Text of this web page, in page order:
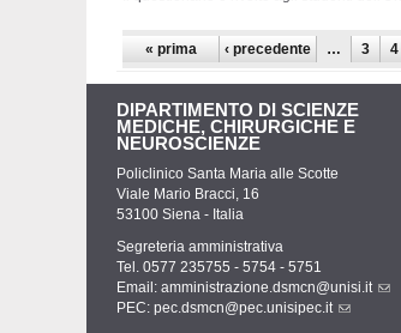
Pagine
« prima ‹ precedente … 3 4
DIPARTIMENTO DI SCIENZE
MEDICHE, CHIRURGICHE E
NEUROSCIENZE
Policlinico Santa Maria alle Scotte
Viale Mario Bracci, 16
53100 Siena - Italia
Segreteria amministrativa
Tel. 0577 235755 - 5754 - 5751
Email: amministrazione.dsmcn@unisi.it
PEC: pec.dsmcn@pec.unisipec.it